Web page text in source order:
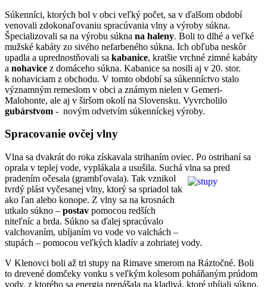
Súkenníci, ktorých bol v obci veľký počet, sa v ďalšom období
venovali zdokonaľovaniu spracúvania vlny a výroby súkna.
Špecializovali sa na výrobu súkna na haleny. Boli to dlhé a veľké
mužské kabáty zo sivého nefarbeného súkna. Ich obľuba neskôr
upadla a uprednostňovali sa kabanice, kratšie vrchné zimné kabáty
a nohavice z domáceho súkna. Kabanice sa nosili aj v 20. stor.
k nohaviciam z obchodu. V tomto období sa súkenníctvo stalo
významným remeslom v obci a známym nielen v Gemeri-
Malohonte, ale aj v širšom okolí na Slovensku. Vyvrcholilo
gubárstvom - novým odvetvím súkenníckej výroby.
Spracovanie ovčej vlny
Vlna sa dvakrát do roka získavala strihaním oviec. Po ostrihaní sa
oprala v teplej vode, vyplákala a usušila. Suchá vlna sa pred
pradením očesala (grambľovala). Tak vznikol
tvrdý plást vyčesanej vlny, ktorý sa spriadol tak
ako ľan alebo konope. Z vlny sa na krosnách
utkalo súkno – postav pomocou redších
niteľníc a brda. Súkno sa ďalej spracúvalo
valchovaním, ubíjaním vo vode vo valchách –
stupách – pomocou veľkých kladív a zohriatej vody.
V Klenovci boli až tri stupy na Rimave smerom na Ráztočné. Boli
to drevené domčeky vonku s veľkým kolesom poháňaným prúdom
vody, z ktorého sa energia prenášala na kladivá, ktoré ubíjali súkno.